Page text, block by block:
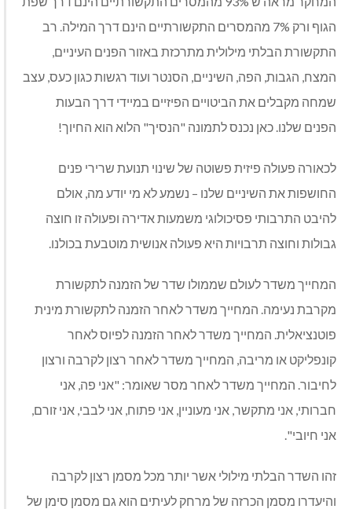
הגוף ורק 7% מהמסרים התקשורתיים הינם דרך המילה. רב
התקשורת הבלתי מילולית מתרכזת באזור הפנים העיניים,
המצח, הגבות, הפה, השיניים, הסנטר ועוד רגשות כגון כעס, עצב
שמחה מקבלים את הביטויים הפיזיים במיידי דרך הבעות
הפנים שלנו. כאן נכנס לתמונה "הנסיך" הלוא הוא החיוך!
לכאורה פעולה פיזית פשוטה של שינוי תנועת שרירי פנים
החושפות את השיניים שלנו – נשמע לא מי יודע מה, אולם
להיבט התרבותי פסיכולוגי משמעות אדירה ופעולה זו חוצה
גבולות וחוצה תרבויות היא פעולה אנושית מוטבעת בכולנו.
המחייך משדר לעולם שממולו שדר של הזמנה לתקשורת
מקרבת נעימה. המחייך משדר לאחר הזמנה לתקשורת מינית
פוטנציאלית. המחייך משדר לאחר הזמנה לפיוס לאחר
קונפליקט או מריבה, המחייך משדר לאחר רצון לקרבה ורצון
לחיבור. המחייך משדר לאחר מסר שאומר: "אני פה, אני
חברותי, אני מתקשר, אני מעוניין, אני פתוח, אני לבבי, אני זורם,
אני חיובי".
זהו השדר הבלתי מילולי אשר יותר מכל מסמן רצון לקרבה
והיעדרו מסמן הכרזה של מרחק לעיתים הוא גם מסמן סימן של